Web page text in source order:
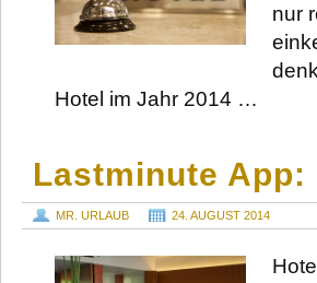
nur
Hotel im Jahr 2014 …
Lastminute App:
MR. URLAUB 24. AUGUST 2014